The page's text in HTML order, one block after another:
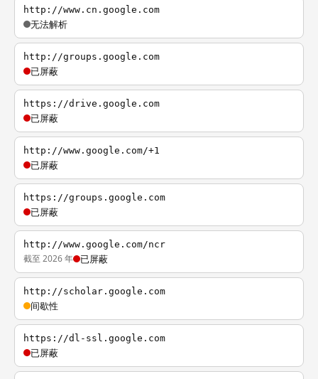
http://www.cn.google.com
无法解析
http://groups.google.com
已屏蔽
https://drive.google.com
已屏蔽
http://www.google.com/+1
已屏蔽
https://groups.google.com
已屏蔽
http://www.google.com/ncr
截至 2026 年 已屏蔽
http://scholar.google.com
间歇性
https://dl-ssl.google.com
已屏蔽